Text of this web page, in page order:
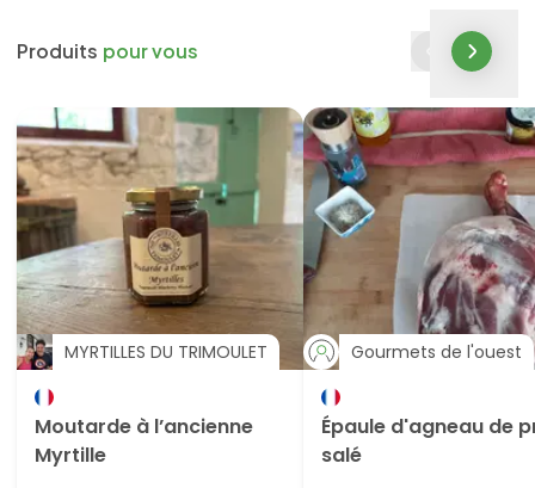
Produits pour vous
MYRTILLES DU TRIMOULET
Moutarde à l’ancienne
Myrtille
Gourmets de l'ouest
Épaule d'agneau de
salé